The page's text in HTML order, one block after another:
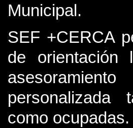
Municipal.
SEF +CERCA
de orientación
personalizada
como